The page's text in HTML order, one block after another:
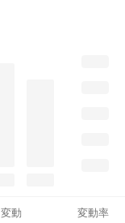
変動 変動率